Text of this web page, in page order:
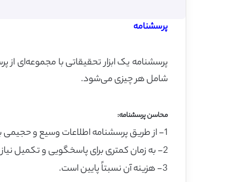
پرسشنامه
پرسشنامه یک ابزار تحقیقاتی با مجموعه‌ای
شامل هر چیزی می‌شود.
محاسن پرسشنامه:
1- از طریق پرسشنامه اطلاعات وسیع و حجیمی با سرعت زیاد گردآوری می­شود.
2- به زمان کمتری برای پاسخگویی و تکمیل نیاز دارد.
3- هزینه آن نسبتاً پایین است.